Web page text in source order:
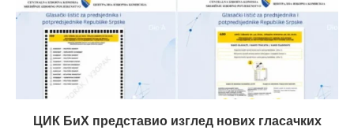
ЦИК БиХ представио изглед нових гласачких